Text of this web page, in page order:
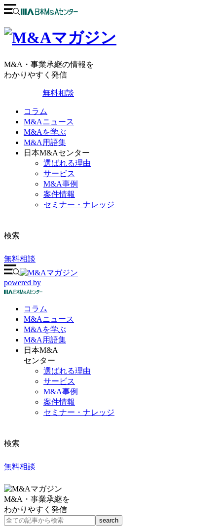
M&A・事業承継の情報を
わかりやすく発信
無料相談
コラム
M&Aニュース
M&Aを学ぶ
M&A用語集
日本M&Aセンター
選ばれる理由
サービス
M&A事例
案件情報
セミナー・ナレッジ
検索
無料相談
powered by
コラム
M&Aニュース
M&Aを学ぶ
M&A 用語集
日本M&A
センター
選ばれる理由
サービス
M&A事例
案件情報
セミナー・ナレッジ
検索
無料相談
M&A・事業承継を
わかりやすく発信